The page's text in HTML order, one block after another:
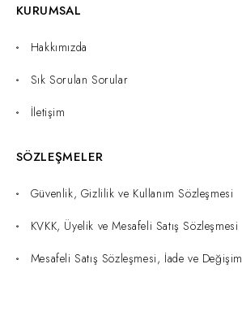
KURUMSAL
Hakkımızda
Sık Sorulan Sorular
İletişim
SÖZLEŞMELER
Güvenlik, Gizlilik ve Kullanım Sözleşmesi
KVKK, Üyelik ve Mesafeli Satış Sözleşmesi
Mesafeli Satış Sözleşmesi, İade ve Değişim